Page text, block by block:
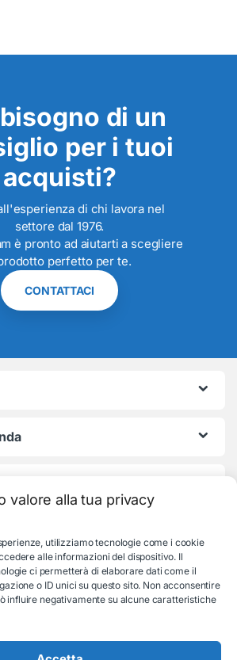
valore alla tua privacy
utilizziamo tecnologie come i cookie
alle informazioni del dispositivo. Il
ci permetterà di elaborare dati come il
o ID unici su questo sito. Non acconsentire
influire negativamente su alcune caratteristiche
di un
per i tuoi
acquisti?
di chi lavora nel
settore dal 1976.
è pronto ad aiutarti a scegliere
perfetto per te.
CONTATTACI